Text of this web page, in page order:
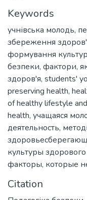
Keywords
учнівська молодь,
збереження
формування
безпеки, фактори,
здоров'я, students'
preserving health,
of healthy lifestyle
health, учащаяся
деятельность,
культуры
факторы, которые
Citation